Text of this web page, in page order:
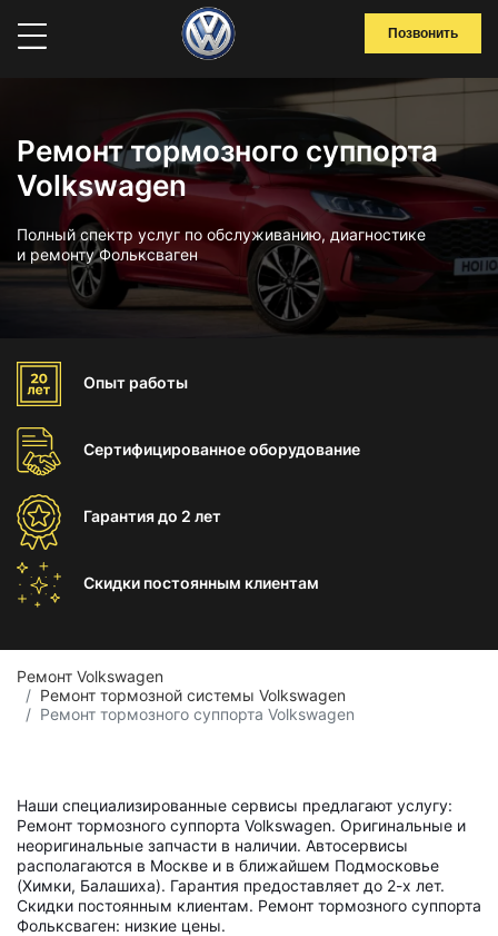
Позвонить
Ремонт тормозного суппорта
Volkswagen
Полный спектр услуг по обслуживанию, диагностике
и ремонту Фольксваген
Опыт работы
Сертифицированноеоборудование
Гарантиядо 2 лет
Скидки постоянным клиентам
Ремонт Volkswagen
Ремонт тормозной системы Volkswagen
Ремонт тормозного суппорта Volkswagen
Наши специализированные сервисы предлагают услугу:
Ремонт тормозного суппорта Volkswagen. Оригинальные и
неоригинальные запчасти в наличии. Автосервисы
располагаются в Москве и в ближайшем Подмосковье
(Химки, Балашиха). Гарантия предоставляет до 2-х лет.
Скидки постоянным клиентам. Ремонт тормозного суппорта
Фольксваген: низкие цены.